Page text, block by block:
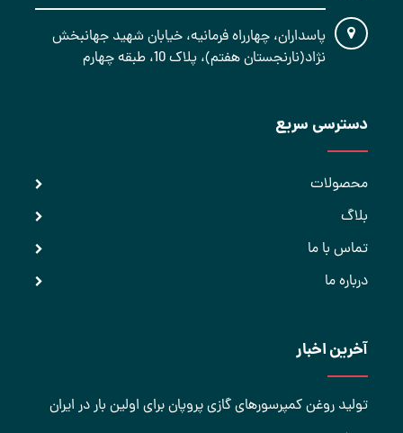
پاسداران، چهارراه فرمانیه، خیابان شهید جهانبخش
نژاد(نارنجستان هفتم)، پلاک 10، طبقه چهارم
دسترسی سریع
محصولات
بلاگ
تماس با ما
درباره ما
آخرین اخبار
تولید روغن کمپرسورهای گازی پروپان برای اولین بار در ایران